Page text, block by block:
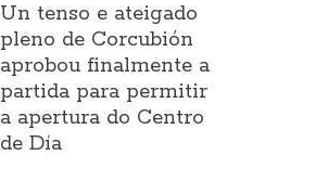
Un tenso e ateigado
pleno de Corcubión
aprobou finalmente a
partida para permitir
a apertura do Centro
de Día